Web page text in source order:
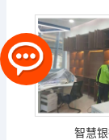
智慧